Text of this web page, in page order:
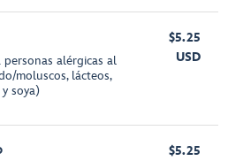
alérgicas al
moluscos, lácteos,
soya)
$5.25
USD
$5.25